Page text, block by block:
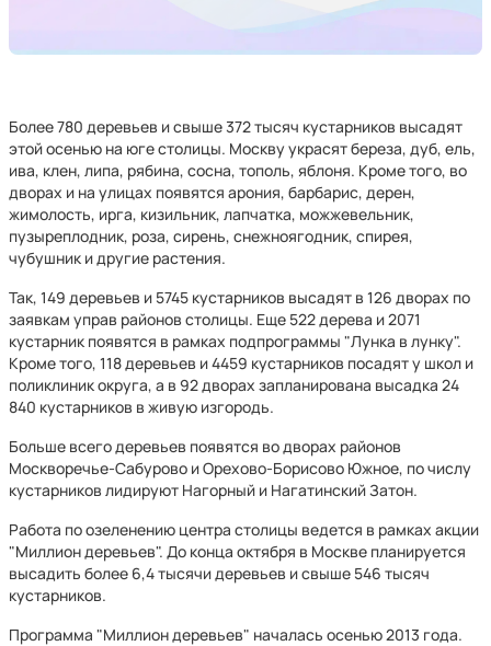
Более 780 деревьев и свыше 372 тысяч кустарников высадят
этой осенью на юге столицы. Москву украсят береза, дуб, ель,
ива, клен, липа, рябина, сосна, тополь, яблоня. Кроме того, во
дворах и на улицах появятся арония, барбарис, дерен,
жимолость, ирга, кизильник, лапчатка, можжевельник,
пузыреплодник, роза, сирень, снежноягодник, спирея,
чубушник и другие растения.
Так, 149 деревьев и 5745 кустарников высадят в 126 дворах по
заявкам управ районов столицы. Еще 522 дерева и 2071
кустарник появятся в рамках подпрограммы "Лунка в лунку".
Кроме того, 118 деревьев и 4459 кустарников посадят у школ и
поликлиник округа, а в 92 дворах запланирована высадка 24
840 кустарников в живую изгородь.
Больше всего деревьев появятся во дворах районов
Москворечье-Сабурово и Орехово-Борисово Южное, по числу
кустарников лидируют Нагорный и Нагатинский Затон.
Работа по озеленению центра столицы ведется в рамках акции
"Миллион деревьев". До конца октября в Москве планируется
высадить более 6,4 тысячи деревьев и свыше 546 тысяч
кустарников.
Программа "Миллион деревьев" началась осенью 2013 года.